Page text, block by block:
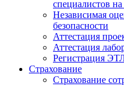
специалистов
Независимая
безопасности
Аттестация
Аттестация
Регистрация
Страхование
Страхование